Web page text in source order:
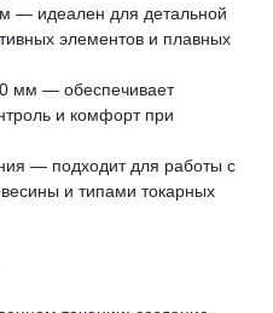
— идеален для детальной
элементов и плавных
мм — обеспечивает
и комфорт при
— подходит для работы с
и типами токарных